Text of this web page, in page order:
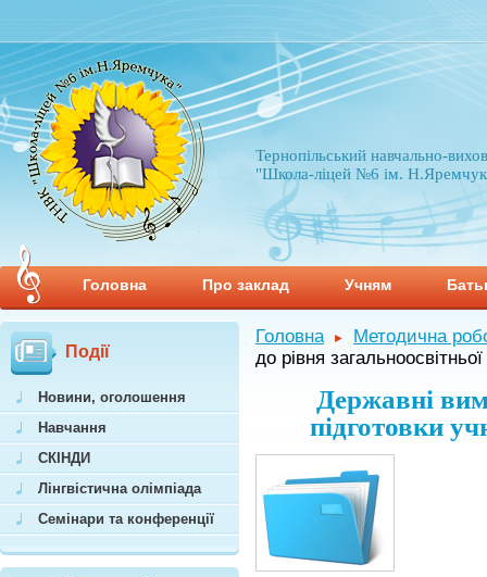
Тернопільський навчально-
"Школа-ліцей №6 ім.
Головна Про заклад Учням
Події
Новини, оголошення
Навчання
СКІНДИ
Лінгвістична олімпіада
Семінари та конференції
Головна ►
Методична
до рівня загальноосвітньої
Державні
підготовки